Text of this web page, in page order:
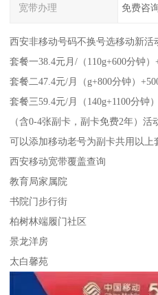
宽带办理 免费咨
西安非移动号码不换号选移动新活
套餐一38.4元月/（110g+600分钟）
套餐二47.4元/月（g+800分钟）
套餐三59.4元/月（140g+1100分钟
（含0-4张副卡，副卡免费2年）
可以添加移动老号为副卡共用以上
西安移动宽带覆盖查询
教育局家属院
书院门步行街
柏树林端履门社区
景龙洋房
太白馨苑